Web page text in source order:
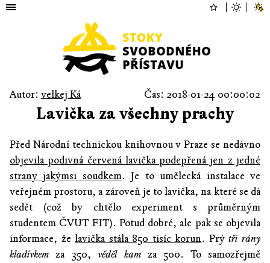
Autor: velkej Ká Čas: 2018-01-24 00:00:02
Lavička za všechny prachy
Před Národní technickou knihovnou v Praze se nedávno
objevila podivná červená lavička podepřená jen z jedné
strany jakýmsi soudkem. Je to umělecká instalace ve
veřejném prostoru, a zároveň je to lavička, na které se dá
sedět (což by chtělo experiment s průměrným
studentem ČVUT FIT). Potud dobré, ale pak se objevila
informace, želavička stála 850 tisíc korun. Prýtři rány
kladívkem za 350,věděl kamza 500. To samozřejmě